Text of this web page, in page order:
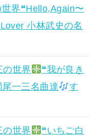
界❝Hello,Again〜
小林武史の名
の世界
❝我が良き
尾一三名曲達
す
の世界
❝いちご白